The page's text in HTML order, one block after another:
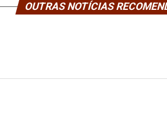
OUTRAS NOTÍCIAS